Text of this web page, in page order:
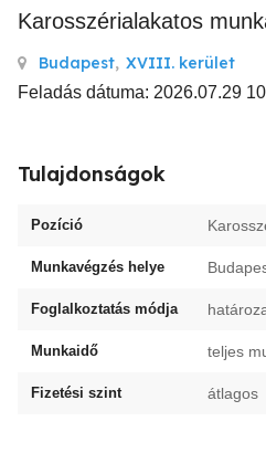
Karosszérialakatos
Budapest, XVIII. kerület
Feladás dátuma: 2026.07.29
Tulajdonságok
Pozíció
Munkavégzés helye
Foglalkoztatás módja
Munkaidő teljes
Fizetési szint átlagos